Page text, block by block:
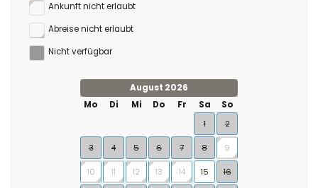
Ankunft nicht erlaubt
Abreise nicht erlaubt
Nicht verfügbar
August 2026
Mo
Di Mi Do Fr Sa
So
1
2
3 4 5 6 7 8 9
10 11 12 13 14 15 16